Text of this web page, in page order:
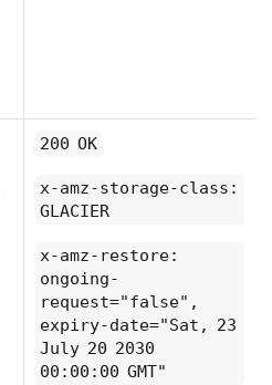
200 OK
x-amz-storage-class:
GLACIER
x-amz-restore:
ongoing-
request="false",
expiry-date="Sat, 23
July 20 2030
00:00:00 GMT"